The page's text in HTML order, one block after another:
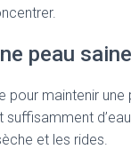
peau saine
pour maintenir
suffisamment
et les rides.